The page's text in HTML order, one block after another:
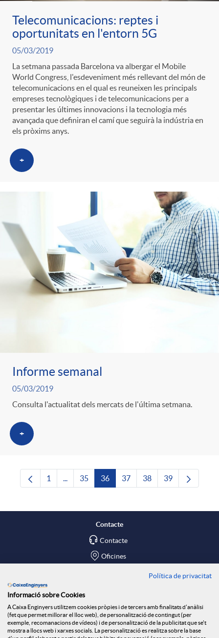
Telecomunicacions: reptes i
oportunitats en l'entorn 5G
05/03/2019
La setmana passada Barcelona va albergar el Mobile
World Congress, l'esdeveniment més rellevant del món de
telecomunicacions en el qual es reuneixen les principals
empreses tecnològiques i de telecomunicacions per a
presentar les últimes innovacions i la tecnologia més
avançada que definiran el camí que seguirà la indústria en
els pròxims anys.
+
Informe semanal
05/03/2019
Consulta l'actualitat dels mercats de l'última setmana.
+
Pàgina
1 ...Pàgines intermèdies Utilitzeu TAB per
Pàgina
35 Pàgina
36 Pàgina
37 Pàgina
38 Pàgina
39
Contacte
Contacte
Oficines
Social Room
Política de privacitat
Informació sobre Cookies
A Caixa Enginyers utilitzem cookies pròpies i de tercers amb finalitats d'anàlisi
(fet que permet millorar el lloc web), de personalització de contingut (per
exemple, recomanacions de vídeos) i de personalització de la publicitat que se't
mostra a llocs web i xarxes socials. La personalització es realitza sobre la base